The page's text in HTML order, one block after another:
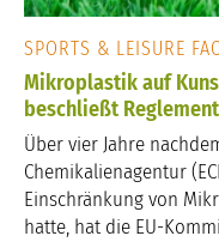
SPORTS & LEISURE
Mikroplastik auf
beschließt
Über vier Jahre
Chemikalienagentur
Einschränkung von
hatte, hat die EU-